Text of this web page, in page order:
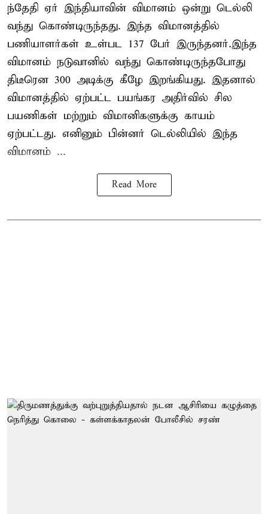
ந்தேதி ஏர் இந்தியாவின் விமானம் ஒன்று டெல்லி
வந்து கொண்டிருந்தது. இந்த விமானத்தில்
பணியாளர்கள் உள்பட 137 பேர் இருந்தனர்.இந்த
விமானம் நடுவானில் வந்து கொண்டிருந்தபோது
திடீரென 300 அடிக்கு கீழே இறங்கியது. இதனால்
விமானத்தில் ஏற்பட்ட பயங்கர அதிர்வில் சில
பயணிகள் மற்றும் விமானிகளுக்கு காயம்
ஏற்பட்டது. எனினும் பின்னர் டெல்லியில் இந்த
விமானம் ...
Read More